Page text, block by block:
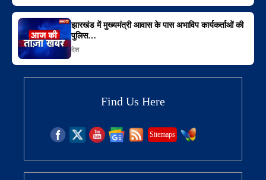
झारखंड में मुख्यमंत्री आवास के पास अभाविप कार्यकर्ताओं की
पुलिस…
देश
Find Us Here
Sitemaps